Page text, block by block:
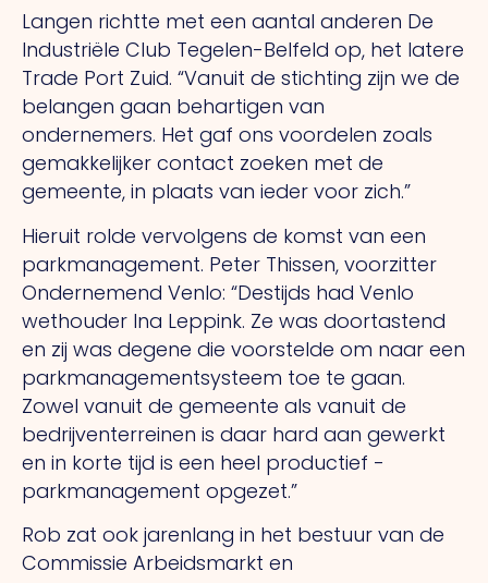
Langen richtte met een aantal anderen De
Industriële Club Tegelen-Belfeld op, het latere
Trade Port Zuid. “Vanuit de stichting zijn we de
belangen gaan behartigen van
ondernemers. Het gaf ons voordelen zoals
gemakkelijker contact zoeken met de
gemeente, in plaats van ieder voor zich.”
Hieruit rolde vervolgens de komst van een
park­manage­ment. Peter Thissen, voorzitter
Onder­nemend Venlo: “Destijds had Venlo
wethouder Ina Leppink. Ze was ­doortastend
en zij was degene die voor­stelde om naar een
park­management­systeem toe te gaan.
Zowel vanuit de gemeente als vanuit de
bedrijven­terreinen is daar hard aan gewerkt
en in korte tijd is een heel productief ­
parkmanagement opgezet.”
Rob zat ook jarenlang in het bestuur van de
Commissie Arbeidsmarkt en